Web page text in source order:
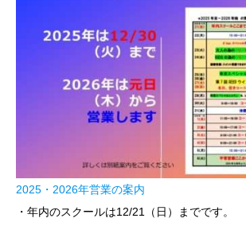
2025・2026年営業の案内
・年内のスクールは12/21（日）までです。